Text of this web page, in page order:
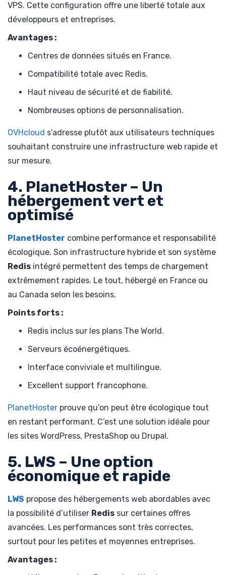
VPS. Cette configuration offre une liberté totale aux
développeurs et entreprises.
Avantages :
Centres de données situés en France.
Compatibilité totale avec Redis.
Haut niveau de sécurité et de fiabilité.
Nombreuses options de personnalisation.
OVHcloud s’adresse plutôt aux utilisateurs techniques
souhaitant construire une infrastructure web rapide et
sur mesure.
4. PlanetHoster – Un
hébergement vert et
optimisé
PlanetHoster combine performance et responsabilité
écologique. Son infrastructure hybride et son système
Redis intégré permettent des temps de chargement
extrêmement rapides. Le tout, hébergé en France ou
au Canada selon les besoins.
Points forts :
Redis inclus sur les plans The World.
Serveurs écoénergétiques.
Interface conviviale et multilingue.
Excellent support francophone.
PlanetHoster prouve qu’on peut être écologique tout
en restant performant. C’est une solution idéale pour
les sites WordPress, PrestaShop ou Drupal.
5. LWS – Une option
économique et rapide
LWS propose des hébergements web abordables avec
la possibilité d’utiliser Redis sur certaines offres
avancées. Les performances sont très correctes,
surtout pour les petites et moyennes entreprises.
Avantages :